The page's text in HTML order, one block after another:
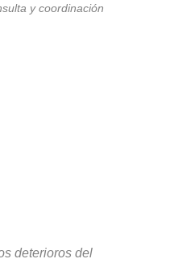
y coordinación
deterioros del